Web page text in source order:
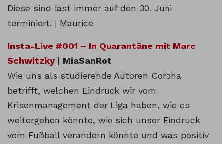
Diese sind fast immer auf den 30. Juni
terminiert. | Maurice
Insta-Live #001 – In Quarantäne mit Marc
Schwitzky | MiaSanRot
Wie uns als studierende Autoren Corona
betrifft, welchen Eindruck wir vom
Krisenmanagement der Liga haben, wie es
weitergehen könnte, wie sich unser Eindruck
vom Fußball verändern könnte und was positiv